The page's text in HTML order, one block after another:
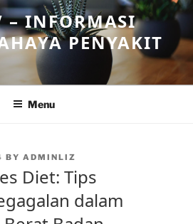
– INFORMASI
PENYAKIT
Menu
BY ADMINLIZ
Diet: Tips
dalam